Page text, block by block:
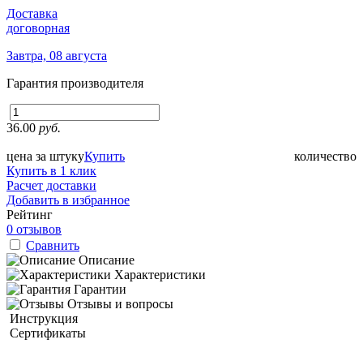
Доставка
договорная
Завтра, 08 августа
Гарантия производителя
36.00 руб.
цена за штуку количество
Купить
Купить в 1 клик
Расчет доставки
Добавить в избранное
Рейтинг
0 отзывов
Сравнить
Описание
Характеристики
Гарантии
Отзывы и вопросы
Инструкция
Сертификаты